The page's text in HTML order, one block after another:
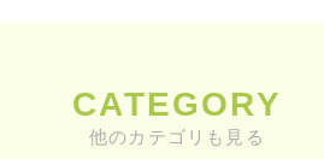
CATEGORY
他のカテゴリも見る